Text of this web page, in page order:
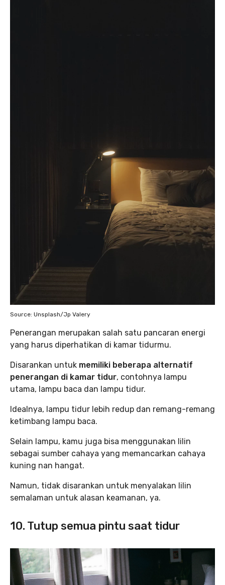
Source: Unsplash/Jp Valery
Penerangan merupakan salah satu pancaran energi
yang harus diperhatikan di kamar tidurmu.
Disarankan untuk memiliki beberapa alternatif
penerangan di kamar tidur, contohnya lampu
utama, lampu baca dan lampu tidur.
Idealnya, lampu tidur lebih redup dan remang-remang
ketimbang lampu baca.
Selain lampu, kamu juga bisa menggunakan lilin
sebagai sumber cahaya yang memancarkan cahaya
kuning nan hangat.
Namun, tidak disarankan untuk menyalakan lilin
semalaman untuk alasan keamanan, ya.
10. Tutup semua pintu saat tidur